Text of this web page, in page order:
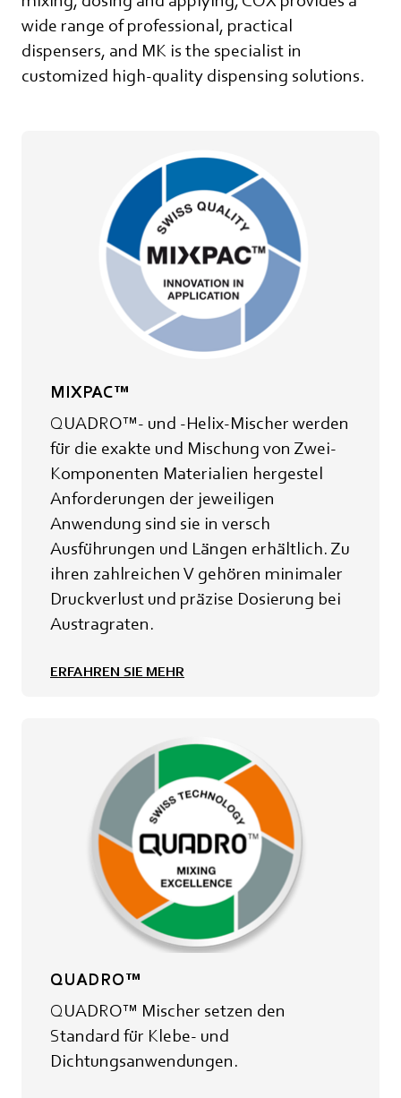
wide range of professional, practical
dispensers, and MK is the specialist in
customized high-quality dispensing solutions.
MIXPAC™
QUADRO™- und -Helix-Mischer werden
für die exakte und Mischung von Zwei-
Komponenten Materialien hergestel
Anforderungen der jeweiligen
Anwendung sind sie in versch
Ausführungen und Längen erhältlich. Zu
ihren zahlreichen V gehören minimaler
Druckverlust und präzise Dosierung bei
Austragraten.
ERFAHREN SIE MEHR
QUADRO™
QUADRO™ Mischer setzen den
Standard für Klebe- und
Dichtungsanwendungen.